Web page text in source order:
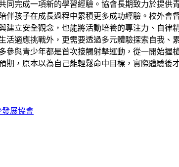
同完成一項新的學習經驗。協會長期致力於提
伴孩子在成長過程中累積更多成功經驗。校外
建立安全觀念，也能將活動培養的專注力、自
活適應挑戰外，更需要透過多元體驗探索自我
參與青少年都是首次接觸射擊運動，從一開始
期，原本以為自己能輕鬆命中目標，實際體驗
發展協會